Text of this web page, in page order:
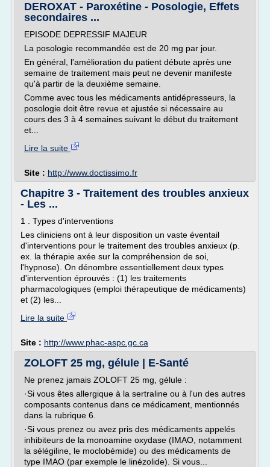
DEROXAT - Paroxétine - Posologie, Effets
secondaires ...
EPISODE DEPRESSIF MAJEUR
La posologie recommandée est de 20 mg par jour.
En général, l'amélioration du patient débute après une
semaine de traitement mais peut ne devenir manifeste
qu'à partir de la deuxième semaine.
Comme avec tous les médicaments antidépresseurs, la
posologie doit être revue et ajustée si nécessaire au
cours des 3 à 4 semaines suivant le début du traitement
et...
Lire la suite
Site : http://www.doctissimo.fr
Chapitre 3 - Traitement des troubles anxieux
- Les ...
1 . Types d'interventions
Les cliniciens ont à leur disposition un vaste éventail
d'interventions pour le traitement des troubles anxieux (p.
ex. la thérapie axée sur la compréhension de soi,
l'hypnose). On dénombre essentiellement deux types
d'intervention éprouvés : (1) les traitements
pharmacologiques (emploi thérapeutique de médicaments)
et (2) les...
Lire la suite
Site : http://www.phac-aspc.gc.ca
ZOLOFT 25 mg, gélule | E-Santé
Ne prenez jamais ZOLOFT 25 mg, gélule :
·Si vous êtes allergique à la sertraline ou à l'un des autres
composants contenus dans ce médicament, mentionnés
dans la rubrique 6.
·Si vous prenez ou avez pris des médicaments appelés
inhibiteurs de la monoamine oxydase (IMAO, notamment
la sélégiline, le moclobémide) ou des médicaments de
type IMAO (par exemple le linézolide). Si vous...